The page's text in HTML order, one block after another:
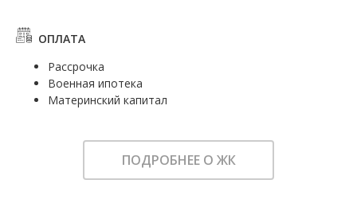
ОПЛАТА
Рассрочка
Военная ипотека
Материнский капитал
ПОДРОБНЕЕ О ЖК